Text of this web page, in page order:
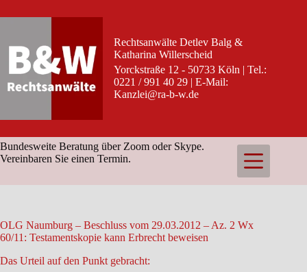
Inhalt
Rechtsanwälte Detlev Balg &
Katharina Willerscheid
Yorckstraße 12 - 50733 Köln | Tel.:
0221 / 991 40 29 | E-Mail:
Kanzlei@ra-b-w.de
Bundesweite Beratung über Zoom oder Skype.
Vereinbaren Sie einen Termin.
OLG Naumburg – Beschluss vom 29.03.2012 – Az. 2 Wx
60/11: Testamentskopie kann Erbrecht beweisen
Das Urteil auf den Punkt gebracht: